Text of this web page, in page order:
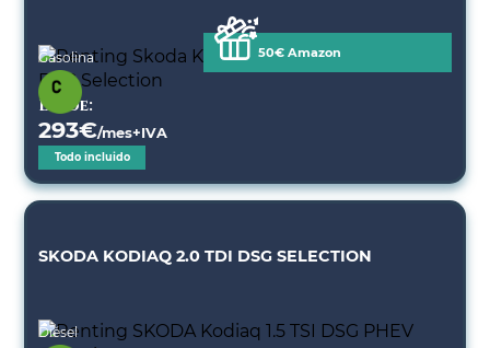
Gasolina 50€ Amazon
Desde:
293€/mes+IVA
Todo incluido
SKODA KODIAQ 2.0 TDI DSG SELECTION
Diésel